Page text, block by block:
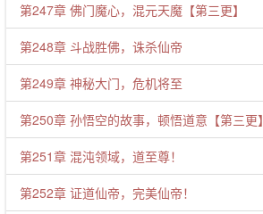
第247章 佛门魔心，混元天魔【第三更】
第248章 斗战胜佛，诛杀仙帝
第249章 神秘大门，危机将至
第250章 孙悟空的故事，顿悟道意【第三更】
第251章 混沌领域，道至尊！
第252章 证道仙帝，完美仙帝！